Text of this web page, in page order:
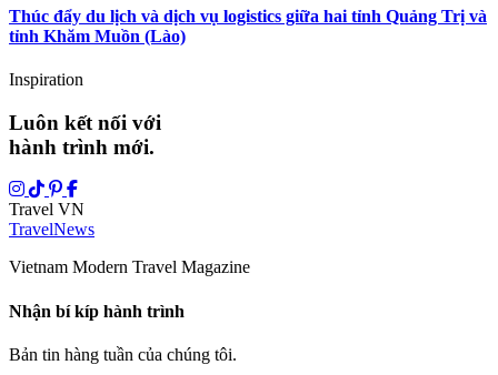
Thúc đẩy du lịch và dịch vụ logistics giữa hai tỉnh Quảng Trị và
tỉnh Khăm Muồn (Lào)
Inspiration
Luôn kết nối với
hành trình mới.
Travel VN
TravelNews
Vietnam Modern Travel Magazine
Nhận bí kíp hành trình
Bản tin hàng tuần của chúng tôi.